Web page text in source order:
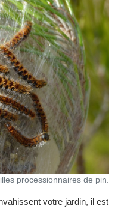
processionnaires de pin.
votre jardin, il est